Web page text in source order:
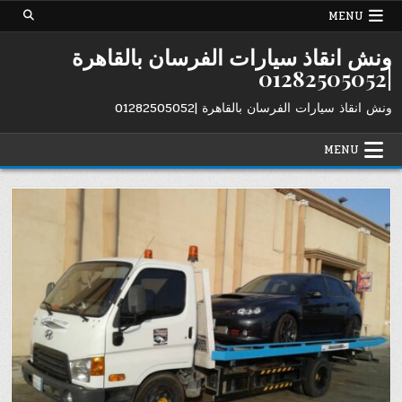
Skip
MENU
ونش انقاذ سيارات الفرسان بالقاهرة
|01282505052
ونش انقاذ سيارات الفرسان بالقاهرة |01282505052
MENU